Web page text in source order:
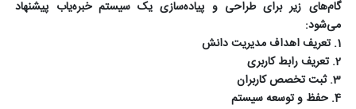
گام‌های زیر برای طراحی و پیاده‌سازی یک سیستم خبره‌یاب پیشنهاد
می‌شود:
1. تعریف اهداف مدیریت دانش
2. تعریف رابط کاربری
3. ثبت تخصص کاربران
4. حفظ و توسعه سیستم